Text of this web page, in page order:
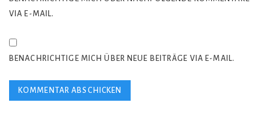
VIA E-MAIL.
BENACHRICHTIGE MICH ÜBER NEUE BEITRÄGE VIA E-MAIL.